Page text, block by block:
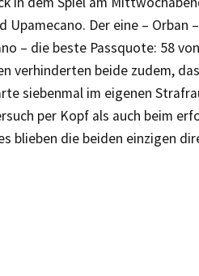
Upamecano. Der eine –
– die beste Passquote: 58
verhinderten beide zudem,
siebenmal im eigenen
per Kopf als auch beim
blieben die beiden einzigen